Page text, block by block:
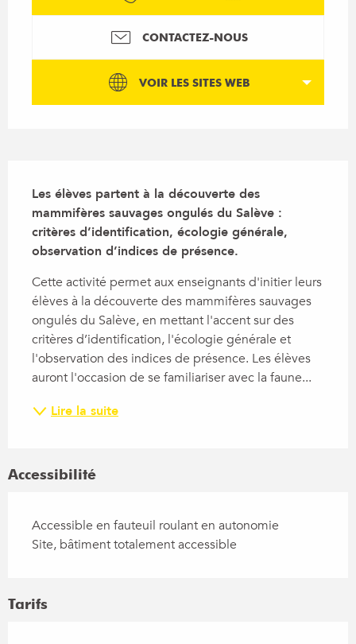
CONTACTEZ-NOUS
VOIR LES SITES WEB
Les élèves partent à la découverte des
mammifères sauvages ongulés du Salève :
critères d’identification, écologie générale,
observation d’indices de présence.
Cette activité permet aux enseignants d'initier leurs
élèves à la découverte des mammifères sauvages
ongulés du Salève, en mettant l'accent sur des
critères d’identification, l'écologie générale et
l'observation des indices de présence. Les élèves
auront l'occasion de se familiariser avec la faune...
Lire la suite
Accessibilité
Accessible en fauteuil roulant en autonomie
Site, bâtiment totalement accessible
Tarifs